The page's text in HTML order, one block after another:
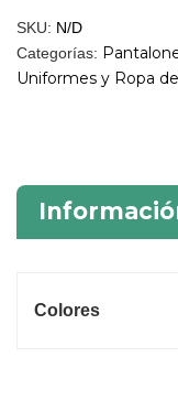
SKU: N/D
Categorías:
Uniformes y Ropa
Colores